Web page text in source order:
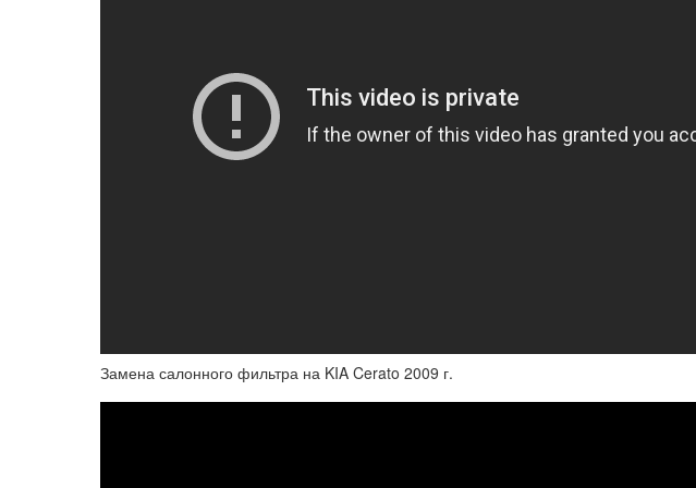
Замена салонного фильтра на KIA Cerato 2009 г.